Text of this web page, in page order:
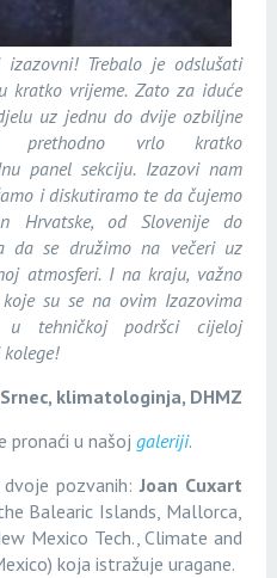
Trebalo je odslušati
kratko vrijeme. Zato za iduće
uz jednu do dvije ozbiljne
prethodno vrlo kratko
panel sekciju. Izazovi nam
i diskutiramo te da čujemo
Hrvatske, od Slovenije do
da se družimo na večeri uz
atmosferi. I na kraju, važno
su se na ovim Izazovima
u tehničkoj podršci cijeloj
klimatologinja, DHMZ
pronaći u našoj galeriji.
dvoje pozvanih:Joan Cuxart
Balearic Islands, Mallorca,
Mexico Tech., Climate and
koja istražuje uragane.